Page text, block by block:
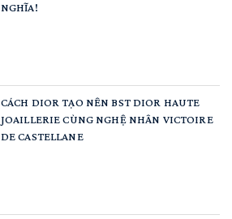
NGHĨA!
CÁCH DIOR TẠO NÊN BST DIOR HAUTE
JOAILLERIE CÙNG NGHỆ NHÂN VICTOIRE
DE CASTELLANE